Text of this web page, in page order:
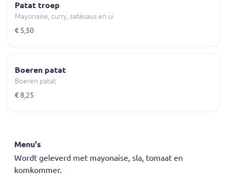
Patat troep
Mayonaise, curry, satésaus en ui
€ 5,50
Boeren patat
Boeren patat
€ 8,25
Menu's
Wordt geleverd met mayonaise, sla, tomaat en
komkommer.